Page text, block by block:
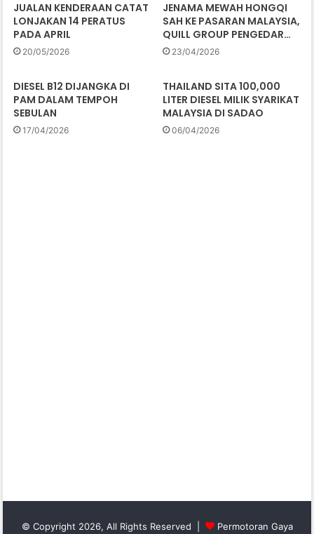
JUALAN KENDERAAN CATAT
LONJAKAN 14 PERATUS
PADA APRIL
20/05/2026
JENAMA MEWAH HONGQI
SAH KE PASARAN MALAYSIA,
QUILL GROUP PENGEDAR…
23/04/2026
DIESEL B12 DIJANGKA DI
PAM DALAM TEMPOH
SEBULAN
17/04/2026
THAILAND SITA 100,000
LITER DIESEL MILIK SYARIKAT
MALAYSIA DI SADAO
06/04/2026
© Copyright 2026, All Rights Reserved |
Permotoran Gaya